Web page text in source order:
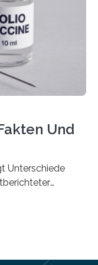
eine solche
des
Sander-
Und
Unterschiede
die